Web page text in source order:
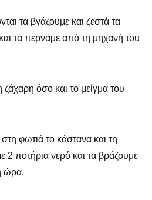
τα βγάζουμε και ζεστά τα
τα περνάμε από τη μηχανή του
ζάχαρη όσο και το μείγμα του
φωτιά το κάστανα και τη
2 ποτήρια νερό και τα βράζουμε
ώρα.